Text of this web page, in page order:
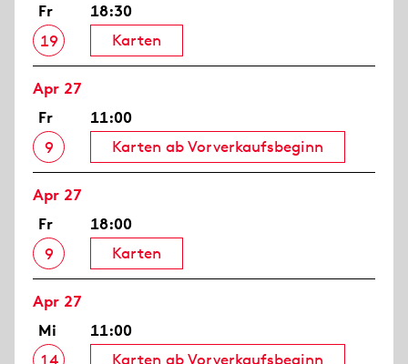
Fr
19
18:30
Karten
Apr 27
Fr
9
11:00
Karten ab Vorverkaufsbeginn
Apr 27
Fr
9
18:00
Karten
Apr 27
Mi
11:00
Karten ab Vorverkaufsbeginn